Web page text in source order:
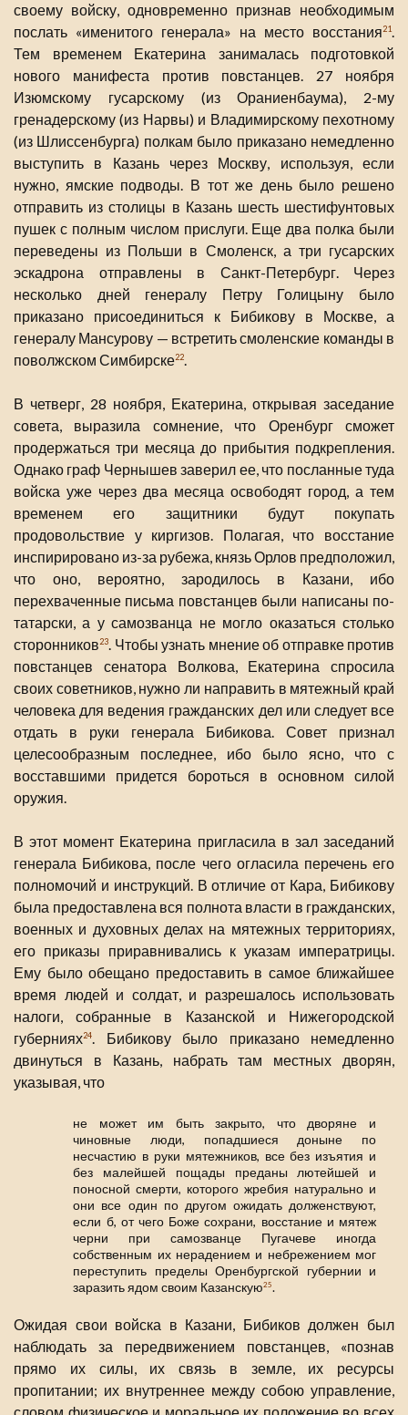
своему войску, одновременно признав необходимым
послать «именитого генерала» на место восстания21.
Тем временем Екатерина занималась подготовкой
нового манифеста против повстанцев. 27 ноября
Изюмскому гусарскому (из Ораниенбаума), 2-му
гренадерскому (из Нарвы) и Владимирскому пехотному
(из Шлиссенбурга) полкам было приказано немедленно
выступить в Казань через Москву, используя, если
нужно, ямские подводы. В тот же день было решено
отправить из столицы в Казань шесть шестифунтовых
пушек с полным числом прислуги. Еще два полка были
переведены из Польши в Смоленск, а три гусарских
эскадрона отправлены в Санкт-Петербург. Через
несколько дней генералу Петру Голицыну было
приказано присоединиться к Бибикову в Москве, а
генералу Мансурову — встретить смоленские команды в
поволжском Симбирске22.
В четверг, 28 ноября, Екатерина, открывая заседание
совета, выразила сомнение, что Оренбург сможет
продержаться три месяца до прибытия подкрепления.
Однако граф Чернышев заверил ее, что посланные туда
войска уже через два месяца освободят город, а тем
временем его защитники будут покупать
продовольствие у киргизов. Полагая, что восстание
инспирировано из-за рубежа, князь Орлов предположил,
что оно, вероятно, зародилось в Казани, ибо
перехваченные письма повстанцев были написаны по-
татарски, а у самозванца не могло оказаться столько
сторонников23. Чтобы узнать мнение об отправке против
повстанцев сенатора Волкова, Екатерина спросила
своих советников, нужно ли направить в мятежный край
человека для ведения гражданских дел или следует все
отдать в руки генерала Бибикова. Совет признал
целесообразным последнее, ибо было ясно, что с
восставшими придется бороться в основном силой
оружия.
В этот момент Екатерина пригласила в зал заседаний
генерала Бибикова, после чего огласила перечень его
полномочий и инструкций. В отличие от Кара, Бибикову
была предоставлена вся полнота власти в гражданских,
военных и духовных делах на мятежных территориях,
его приказы приравнивались к указам императрицы.
Ему было обещано предоставить в самое ближайшее
время людей и солдат, и разрешалось использовать
налоги, собранные в Казанской и Нижегородской
губерниях24. Бибикову было приказано немедленно
двинуться в Казань, набрать там местных дворян,
указывая, что
не может им быть закрыто, что дворяне и
чиновные люди, попадшиеся доныне по
несчастию в руки мятежников, все без изъятия и
без малейшей пощады преданы лютейшей и
поносной смерти, которого жребия натурально и
они все один по другом ожидать долженствуют,
если б, от чего Боже сохрани, восстание и мятеж
черни при самозванце Пугачеве иногда
собственным их нерадением и небрежением мог
переступить пределы Оренбургской губернии и
заразить ядом своим Казанскую25.
Ожидая свои войска в Казани, Бибиков должен был
наблюдать за передвижением повстанцев, «познав
прямо их силы, их связь в земле, их ресурсы
пропитании; их внутреннее между собою управление,